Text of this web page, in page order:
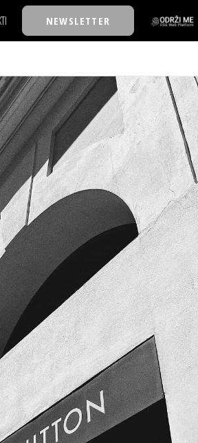
TALKS
30
TO OFFICE/SCHOOL
BIZNIS LIGA
WEEK
GODINE
NEWSLETTER
30
TO OFFICE/SCHOOL
BIZNIS LIGA
WEEK
GODINE